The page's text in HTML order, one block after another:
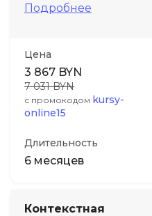
Подробнее
Цена
3 867 BYN
7 031 BYN
с промокодом kursy-
online15
Длительность
6 месяцев
Контекстная